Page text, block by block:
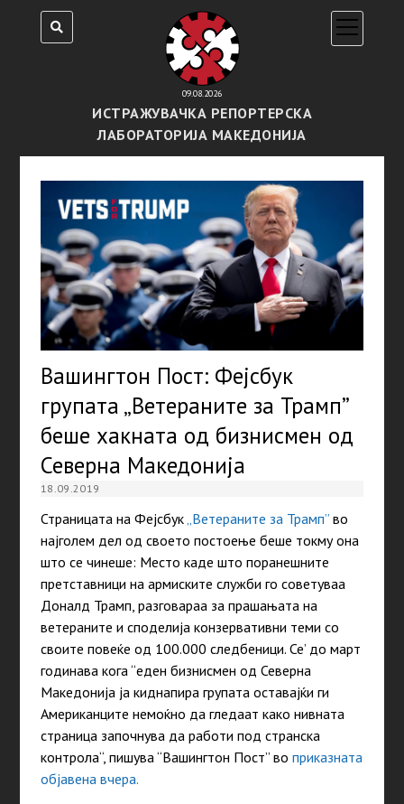
09.08.2026
ИСТРАЖУВАЧКА РЕПОРТЕРСКА
ЛАБОРАТОРИЈА МАКЕДОНИЈА
open
menu
Вашингтон Пост: Фејсбук
групата „Ветераните за Трамп”
беше хакната од бизнисмен од
Северна Македонија
18.09.2019
Страницата на Фејсбук „Ветераните за Трамп”во
најголем дел од своето постоење беше токму она
што се чинеше: Место каде што поранешните
претставници на армиските служби го советуваа
Доналд Трамп, разговараа за прашањата на
ветераните и споделија конзервативни теми со
своите повеќе од 100.000 следбеници.Се’ до март
годинава кога “еден бизнисмен од Северна
Македонија ја киднапира групата оставајќи ги
Американците немоќно да гледаат како нивната
страница започнува да работи под странска
контрола“, пишува “Вашингтон Пост” во приказната
објавена вчера.